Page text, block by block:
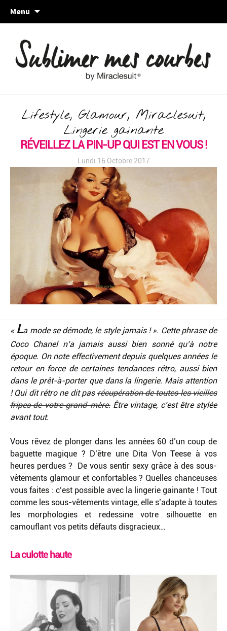
Menu
Lifestyle, Glamour, Miraclesuit,
Lingerie gainante
RÉVEILLEZ LA PIN-UP QUI EST EN VOUS !
Lundi 16 Octobre 2017
« La mode se démode, le style jamais ! ». Cette phrase de
Coco Chanel n’a jamais aussi bien sonné qu’à notre
époque. On note effectivement depuis quelques années le
retour en force de certaines tendances rétro, aussi bien
dans le prêt-à-porter que dans la lingerie. Mais attention
! Qui dit rétro ne dit pasrécupération de toutes les vieilles
fripes de votre grand-mère.Être vintage, c’est être stylée
avant tout.
Vous rêvez de plonger dans les années 60 d’un coup de
baguette magique ? D’être une Dita Von Teese à vos
heures perdues ? De vous sentir sexy grâce à des sous-
vêtements glamour et confortables ? Quelles chanceuses
vous faites : c’est possible avec la lingerie gainante ! Tout
comme les sous-vêtements vintage, elle s’adapte à toutes
les morphologies et redessine votre silhouette en
camouflant vos petits défauts disgracieux…
La culotte haute